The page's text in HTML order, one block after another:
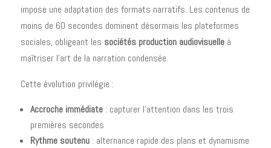
impose une adaptation des formats narratifs. Les contenus de
moins de 60 secondes dominent désormais les plateformes
sociales, obligeant les sociétés production audiovisuelleà
maîtriser l'art de la narration condensée.
Cette évolution privilégie :
Accroche immédiate: capturer l'attention dans les trois
premières secondes
Rythme soutenu: alternance rapide des plans et dynamisme